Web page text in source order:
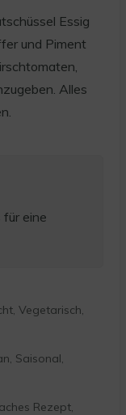
Essig
und Piment
Alles
eine
Vegetarisch,
Saisonal,
Rezept,